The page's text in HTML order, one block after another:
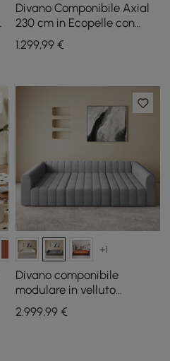
Divano Componibile Axial
230 cm in Ecopelle con
Pouf e Gambe Dorate
1.299,99€
+1
Divano componibile
modulare in velluto
trapuntato a canali da 302
cm 6 pezzi
2.999,99€